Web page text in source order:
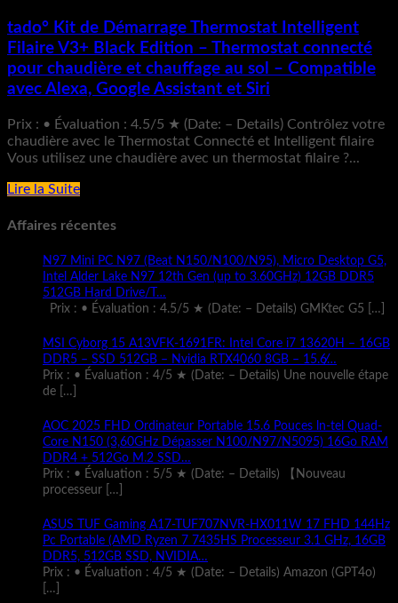
tado° Kit de Démarrage Thermostat Intelligent
Filaire V3+ Black Edition – Thermostat connecté
pour chaudière et chauffage au sol – Compatible
avec Alexa, Google Assistant et Siri
Prix : • Évaluation : 4.5/5 ★ (Date: – Details) Contrôlez votre
chaudière avec le Thermostat Connecté et Intelligent filaire
Vous utilisez une chaudière avec un thermostat filaire ?...
Lire la Suite
Affaires récentes
N97 Mini PC N97 (Beat N150/N100/N95), Micro Desktop G5,
Intel Alder Lake N97 12th Gen (up to 3.60GHz) 12GB DDR5
512GB Hard Drive/T…
Prix : • Évaluation : 4.5/5 ★ (Date: – Details) GMKtec G5
[…]
MSI Cyborg 15 A13VFK-1691FR: Intel Core i7 13620H – 16GB
DDR5 – SSD 512GB – Nvidia RTX4060 8GB – 15.6̸…
Prix : • Évaluation : 4/5 ★ (Date: – Details) Une nouvelle étape
de
[…]
AOC 2025 FHD Ordinateur Portable 15.6 Pouces ln-tel Quad-
Core N150 (3,60GHz Dépasser N100/N97/N5095) 16Go RAM
DDR4 + 512Go M.2 SSD…
Prix : • Évaluation : 5/5 ★ (Date: – Details) 【Nouveau
processeur
[…]
ASUS TUF Gaming A17-TUF707NVR-HX011W 17 FHD 144Hz
Pc Portable (AMD Ryzen 7 7435HS Processeur 3.1 GHz, 16GB
DDR5, 512GB SSD, NVIDIA…
Prix : • Évaluation : 4/5 ★ (Date: – Details) Amazon (GPT4o)
[…]